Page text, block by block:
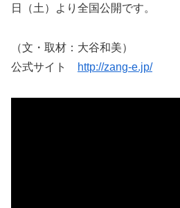
日（土）より全国公開です。
（文・取材：大谷和美）
公式サイト
http://zang-e.jp/